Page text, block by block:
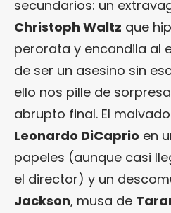
secundarios: un
Christoph Waltz que
perorata y encandila al
de ser un asesino sin
ello nos pille de
abrupto final. El malvado
Leonardo DiCaprio en
papeles (aunque casi
el director) y un
Jackson, musa de